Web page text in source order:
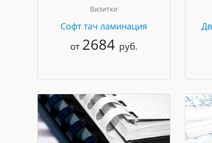
Визитки
Cофт тач ламинация
от 2684 руб.